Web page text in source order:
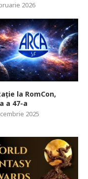
2026
la RomCon,
a 47-a
2025